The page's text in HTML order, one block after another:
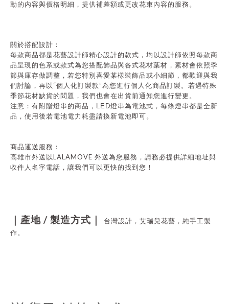
動的內容與價格明細，提供補差額或更改花束內容的服務。
關於搭配設計：
每款商品都是花藝設計師精心設計的款式，均以設計師依照每款商
品呈現的色系或款式為您搭配飾品與各式花材葉材，素材會依照季
節與庫存做調整，若您特別喜愛某樣裝飾品或小細節，都歡迎與我
們討論，再以 “個人化訂製款”為您進行個人化商品訂製。若遇特殊
季節花材缺貨的問題，我們也會在出貨前通知您進行變更。
注意：有附贈燈串的商品， LED燈串為電池式，每條燈串都是全新
品，使用後若電池電力耗盡請換新電池即可。
商品運送服務：
高雄市外送以LALAMOVE 外送為您服務，請務必提供詳細地址與
收件人名字電話，讓我們可以更快的找到您！
｜產地 / 製造方式｜
台灣設計，艾瑞兒花藝，純手工製
作。